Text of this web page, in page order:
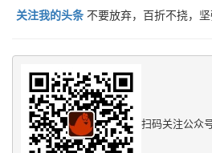
关注我的头条 不要放弃，百折不挠，坚
扫码关注公众